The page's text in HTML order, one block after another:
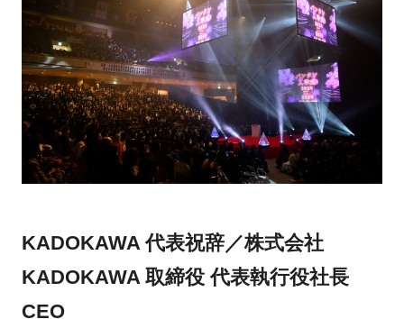
KADOKAWA 代表祝辞／株式会社
KADOKAWA 取締役 代表執行役社長
CEO